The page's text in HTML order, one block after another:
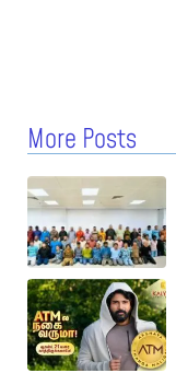
More Posts